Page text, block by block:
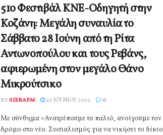
51ο Φεστιβάλ ΚΝΕ-Οδηγητή στην
Κοζάνη: Μεγάλη συναυλία το
Σάββατο 28 Ιούνη από τη Ρίτα
Αντωνοπούλου και τους Ρεβάνς,
αφιερωμένη στον μεγάλο Θάνο
Μικρούτσικο
BYSIERAFM 25 ΙΟΥΝΊΟΥ 2025 0
Με σύνθημα «Ανατρέπουμε το παλιό, ανοίγουμε τον
δρόμο στο νέο. Σοσιαλισμός για να νικήσει το δίκιο